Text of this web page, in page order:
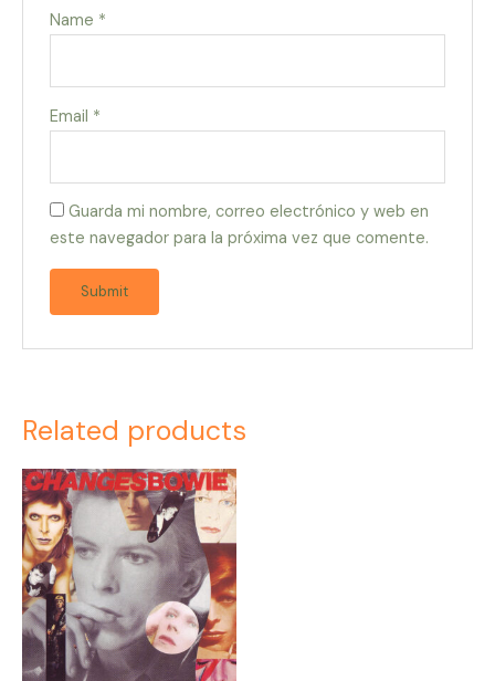
Name *
Email *
Guarda mi nombre, correo electrónico y web en
este navegador para la próxima vez que comente.
Related products